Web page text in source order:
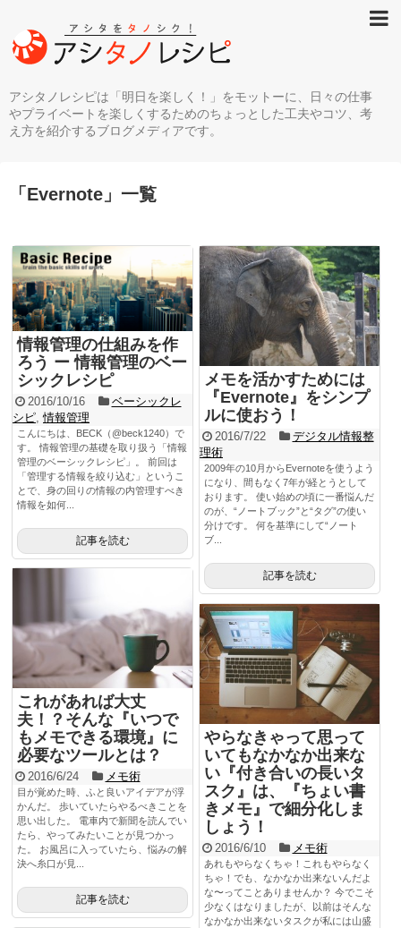
アシタノレシピは「明日を楽しく！」をモットーに、日々の仕事
やプライベートを楽しくするためのちょっとした工夫やコツ、考
え方を紹介するブログメディアです。
「 Evernote 」 一覧
情報管理の仕組みを作
ろう ー 情報管理のベー
シックレシピ
2016/10/16
ベーシックレ
シピ ,情報管理
こんにちは、BECK（@beck1240）で
す。 情報管理の基礎を取り扱う「情報
管理のベーシックレシピ」。 前回は
「管理する情報を絞り込む」というこ
とで、身の回りの情報の内管理すべき
情報を如何...
記事を読む
メモを活かすためには
『Evernote』をシンプ
ルに使おう！
2016/7/22
デジタル情報整
理術
2009年の10月からEvernoteを使うよう
になり、間もなく7年が経とうとして
おります。 使い始めの頃に一番悩んだ
のが、“ノートブック”と“タグ”の使い
分けです。 何を基準にして“ノート
ブ...
記事を読む
これがあれば大丈
夫！？そんな『いつで
もメモできる環境』に
必要なツールとは？
2016/6/24 メモ術
目が覚めた時、ふと良いアイデアが浮
かんだ。 歩いていたらやるべきことを
思い出した。 電車内で新聞を読んでい
たら、やってみたいことが見つかっ
た。 お風呂に入っていたら、悩みの解
決へ糸口が見...
記事を読む
やらなきゃって思って
いてもなかなか出来な
い『付き合いの長いタ
スク』は、『ちょい書
きメモ』で細分化しま
しょう！
2016/6/10 メモ術
あれもやらなくちゃ！これもやらなく
ちゃ！でも、なかなか出来ないんだよ
な〜ってことありませんか？ 今でこそ
少なくはなりましたが、以前はそんな
なかなか出来ないタスクが私には山盛